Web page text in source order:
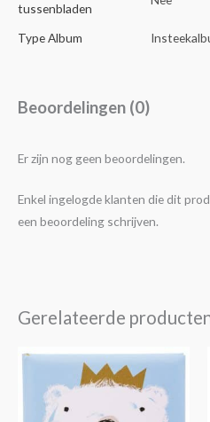
tussenbladen
Type Album
Beoordelingen (0)
Er zijn nog geen beoordelingen.
Enkel ingelogde klanten die dit
een beoordeling schrijven.
Gerelateerde